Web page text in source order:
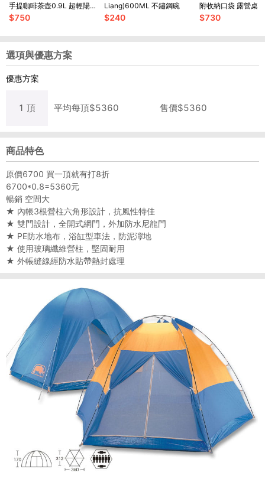
手提咖啡茶壺0.9L 超輕陽
極氧化
$750
Liang)600ML 不鏽鋼碗
$240
附收納口袋 露營桌
輕便 折疊桌
$730
選項與優惠方案
優惠方案
1 頂 平均每頂$5360 售價$5360
商品特色
原價6700 買一頂就有打8折
6700*0.8=5360元
暢銷 空間大
★ 內帳3根營柱六角形設計，抗風性特佳
★ 雙門設計，全開式網門，外加防水尼龍門
★ PE防水地布，浴缸型車法，防泥濘地
★ 使用玻璃纖維營柱，堅固耐用
★ 外帳縫線經防水貼帶熱封處理